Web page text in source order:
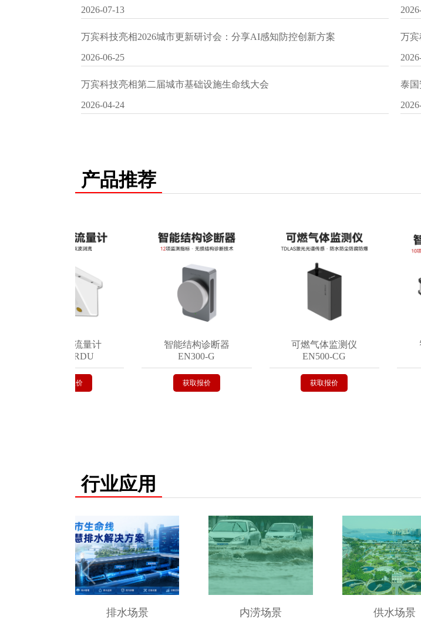
2026-07-13
万宾科技亮相2026城市更新研讨会：分享AI感知防控创新方案
2026-06-25
万
万宾科技亮相第二届城市基础设施生命线大会
2026-04-24
泰
产品推荐
雷达超声流量计
EN202-RDU
智能结构诊断器
EN300-G
获取报价
可燃气体监测仪
EN500-CG
获取报价
智
行业应用
排水场景 内涝场景 供水场景